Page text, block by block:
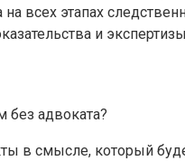
всех этапах
и
без адвоката?
смысле, который